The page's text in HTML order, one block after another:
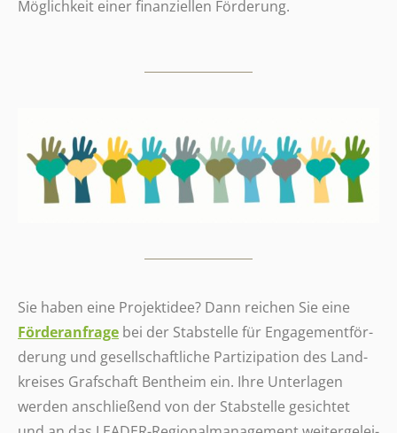
Möglich­keit einer finan­zi­el­len Förderung.
Sie haben eine Projekt­idee? Dann reichen Sie eine
Förder­an­frage bei der Stab­stelle für Enga­ge­ment­för­
de­rung und gesell­schaft­li­che Parti­zi­pa­tion des Land­
krei­ses Graf­schaft Bent­heim ein. Ihre Unter­la­gen
werden anschlie­ßend von der Stab­stelle gesich­tet